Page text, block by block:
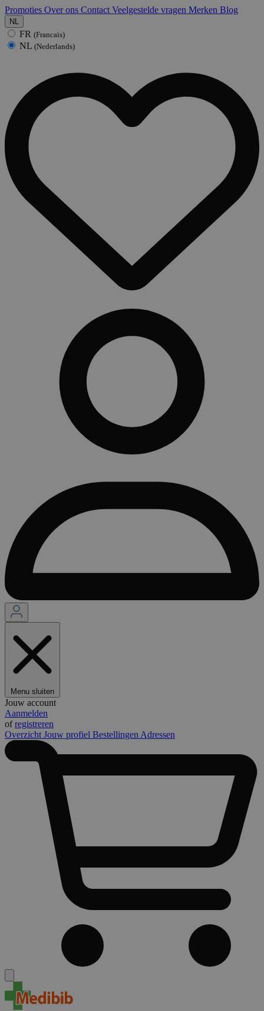
Promoties Over ons Contact Veelgestelde vragen Merken Blog
NL
FR (Francais)
NL (Nederlands)
Menu sluiten
Jouw account
Aanmelden
ofregistreren
Overzicht Jouw profiel Bestellingen Adressen